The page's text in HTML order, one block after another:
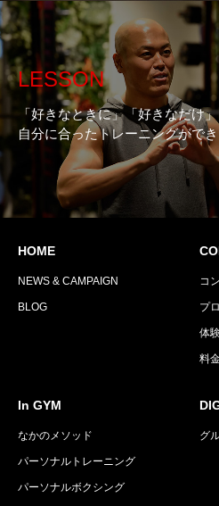
LESSON
「好きなときに」「好きなだけ」
自分に合ったトレーニングがで
HOME
NEWS & CAMPAIGN
BLOG
コ
プ
体
料
In GYM
なかのメソッド
パーソナルトレーニング
パーソナルボクシング
グ